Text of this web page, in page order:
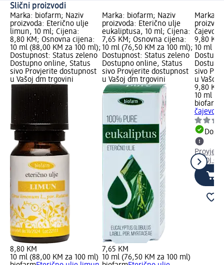
Slični proizvodi
Marka: biofarm; Naziv
proizvoda: Eterično ulje
limun, 10 ml; Cijena:
8,80 KM; Osnovna cijena:
10 ml (88,00 KM za 100 ml);
Dostupnost: Status zeleno
Dostupno online, Status
sivo Provjerite dostupnost
u Vašoj dm trgovini
8,80 KM
10 ml (88,00 KM za 100 ml)
Marka: biofarm; Naziv
proizvoda: Eterično ulje
eukaliptusa, 10 ml; Cijena:
7,65 KM; Osnovna cijena:
10 ml (76,50 KM za 100 ml);
Dostupnost: Status zeleno
Dostupno online, Status
sivo Provjerite dostupnost
u Vašoj dm trgovini
7,65 KM
10 ml (76,50 KM za 100 ml)
Marka:
čajevca,
9,80
10 ml
sivo
u Vašoj
9,80 KM
10 ml
biofarm
čajevca,
Vašoj